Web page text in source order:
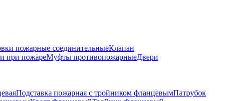
пожарные соединительныеКлапан
при пожареМуфты противопожарныеДвери
Подставка пожарная с тройником фланцевымПатрубок